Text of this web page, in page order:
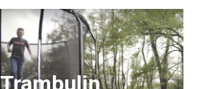
Trambulin